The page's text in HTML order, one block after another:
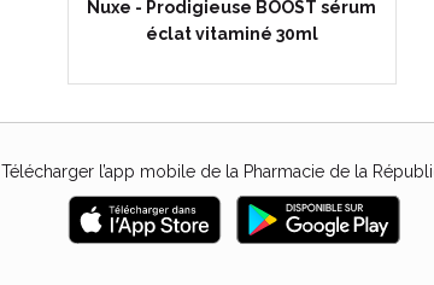
Nuxe - Prodigieuse BOOST sérum
éclat vitaminé 30ml
Télécharger l’app mobile de la Pharmacie de la